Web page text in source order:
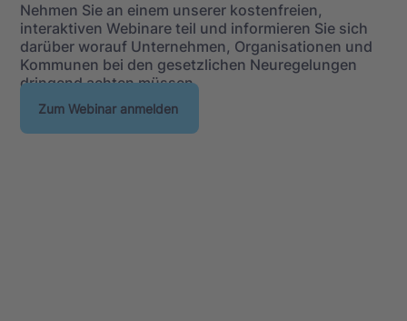
Nehmen Sie an einem unserer kostenfreien,
interaktiven Webinare teil und informieren Sie sich
darüber worauf Unternehmen, Organisationen und
Kommunen bei den gesetzlichen Neuregelungen
dringend achten müssen.
Zum Webinar anmelden